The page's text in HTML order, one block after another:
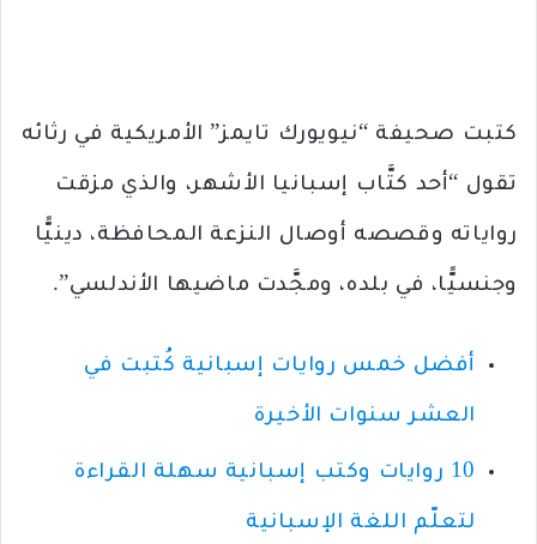
كتبت صحيفة “نيويورك تايمز” الأمريكية في رثائه
تقول “أحد كتَّاب إسبانيا الأشهر، والذي مزقت
رواياته وقصصه أوصال النزعة المحافظة، دينيًّا
وجنسيًّا، في بلده، ومجَّدت ماضيها الأندلسي”.
أفضل خمس روايات إسبانية كُتبت في
العشر سنوات الأخيرة
10 روايات وكتب إسبانية سهلة القراءة
لتعلّم اللغة الإسبانية